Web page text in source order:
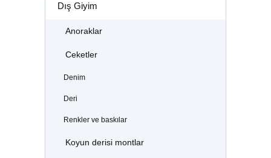
Dış Giyim
Anoraklar
Ceketler
Denim
Deri
Renkler ve baskılar
Koyun derisi montlar